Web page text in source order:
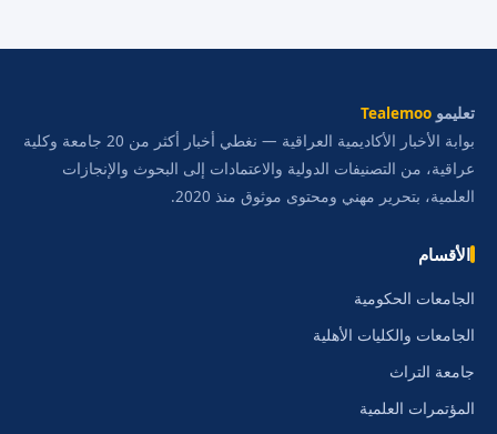
تعليمو Tealemoo
بوابة الأخبار الأكاديمية العراقية — نغطي أخبار أكثر من 20 جامعة وكلية
عراقية، من التصنيفات الدولية والاعتمادات إلى البحوث والإنجازات
العلمية، بتحرير مهني ومحتوى موثوق منذ 2020.
الأقسام
الجامعات الحكومية
الجامعات والكليات الأهلية
جامعة التراث
المؤتمرات العلمية